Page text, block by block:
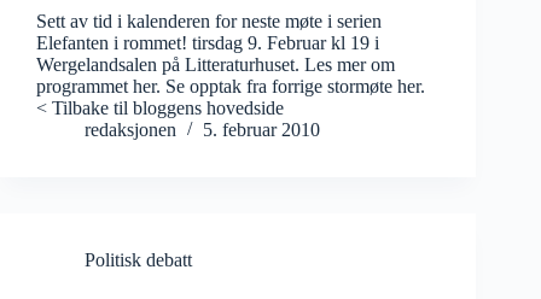
Sett av tid i kalenderen for neste møte i serien
Elefanten i rommet! tirsdag 9. Februar kl 19 i
Wergelandsalen på Litteraturhuset. Les mer om
programmet her. Se opptak fra forrige stormøte her.
< Tilbake til bloggens hovedside
redaksjonen
5. februar 2010
Politisk debatt